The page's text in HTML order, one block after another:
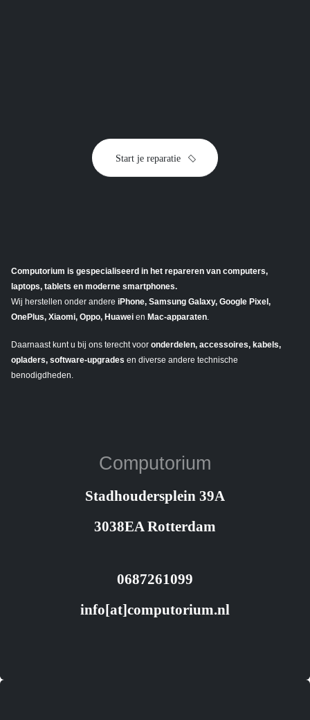
Start je reparatie
Computorium is gespecialiseerd in het repareren van computers,
laptops, tablets en moderne smartphones.
Wij herstellen onder andere iPhone, Samsung Galaxy, Google Pixel,
OnePlus, Xiaomi, Oppo, Huawei en Mac-apparaten
Daarnaast kunt u bij ons terecht voor onderdelen, accessoires, kabels,
opladers, software-upgrades en diverse andere technische
benodigdheden.
Computorium
Stadhoudersplein 39A
3038EA Rotterdam
0687261099
info[at]computorium.nl